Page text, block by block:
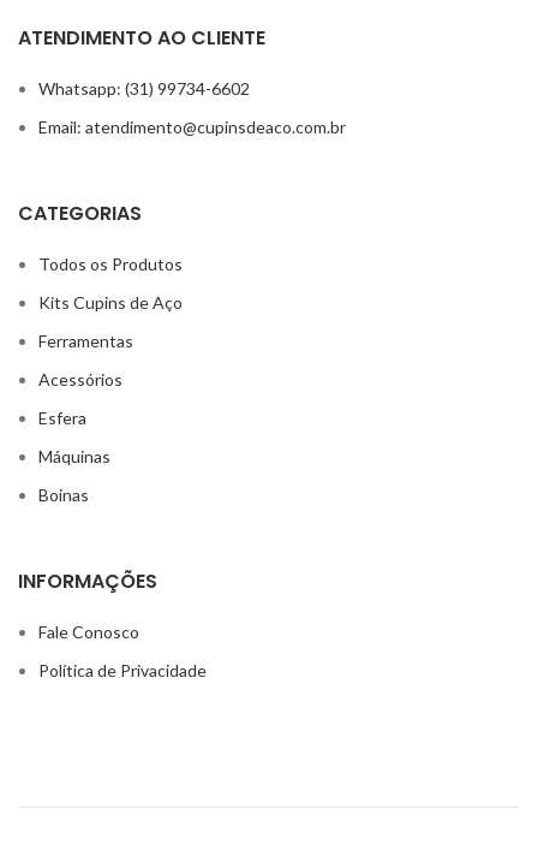
ATENDIMENTO AO CLIENTE
Whatsapp: (31) 99734-6602
Email: atendimento@cupinsdeaco.com.br
CATEGORIAS
Todos os Produtos
Kits Cupins de Aço
Ferramentas
Acessórios
Esfera
Máquinas
Boinas
INFORMAÇÕES
Fale Conosco
Política de Privacidade